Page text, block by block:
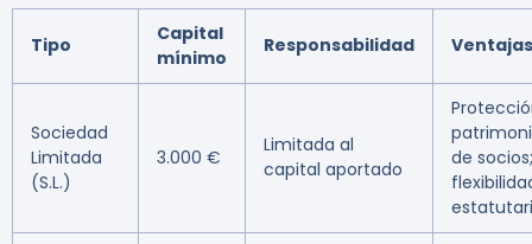
Tipo
Capital
mínimo
Responsabilidad Ventajas
Sociedad
Limitada
(S.L.)
3.000 €
Limitada al
capital aportado
de socios;